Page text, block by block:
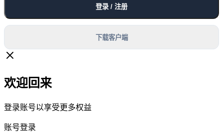
登录 / 注册
下载客户端
欢迎回来
登录账号以享受更多权益
账号登录